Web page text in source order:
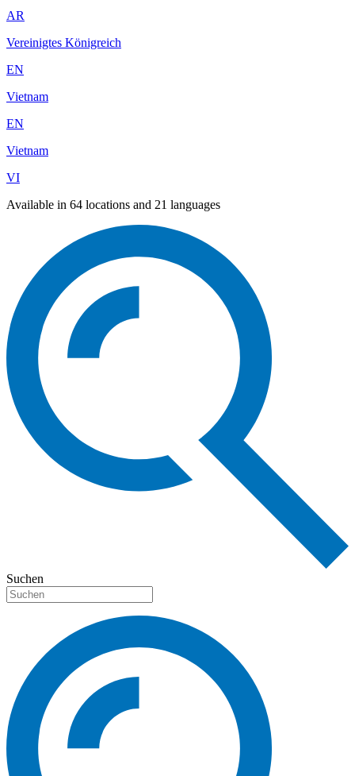
AR
Vereinigtes Königreich
EN
Vietnam
EN
Vietnam
VI
Available in 64 locations and 21 languages
Suchen